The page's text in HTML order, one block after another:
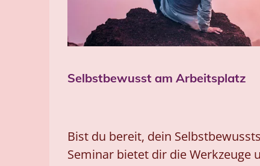
Selbstbewusst am Arbeitsplatz
Bist du bereit, dein
Seminar bietet dir die